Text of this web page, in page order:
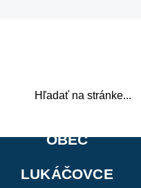
OBEC
LUKÁČOVCE